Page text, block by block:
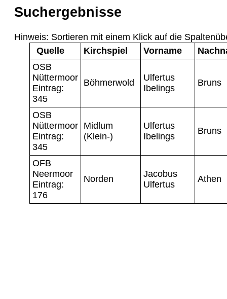
Suchergebnisse
Hinweis: Sortieren mit einem Klick auf die
Quelle
Kirchspiel Vorname
OSB
Nüttermoor
Eintrag:
345
Böhmerwold
Ulfertus
Ibelings
Bruns
OSB
Nüttermoor
Eintrag:
345
Midlum
(Klein-)
Ulfertus
Ibelings
Bruns
OFB
Neermoor
Eintrag:
176
Norden
Jacobus
Ulfertus
Athen